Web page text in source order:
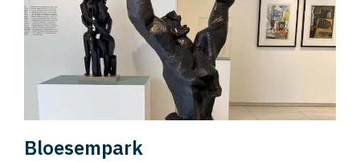
Bloesempark